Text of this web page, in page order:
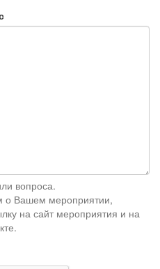
вопроса.
о Вашем мероприятии,
на сайт мероприятия и на